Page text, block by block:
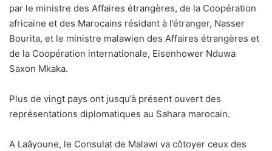
par le ministre des Affaires étrangères, de la Coopération
africaine et des Marocains résidant à l’étranger, Nasser
Bourita, et le ministre malawien des Affaires étrangères et
de la Coopération internationale, Eisenhower Nduwa
Saxon Mkaka.
Plus de vingt pays ont jusqu’à présent ouvert des
représentations diplomatiques au Sahara marocain.
A Laâyoune, le Consulat de Malawi va côtoyer ceux des